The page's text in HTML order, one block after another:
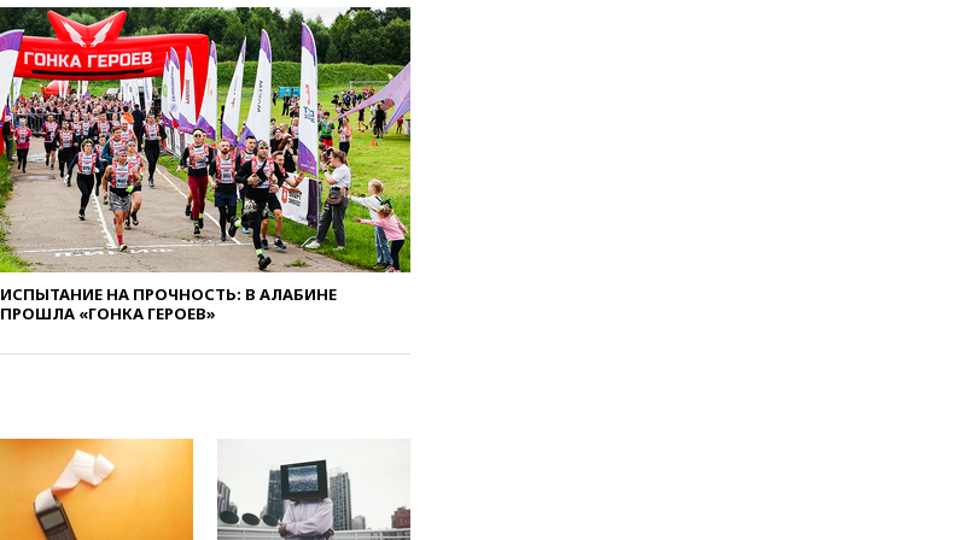
ударе ВСУ по складу
пострадали пять человек
12:44 МВД: число
преступлений, связанных с
отмыванием денег, достигло
рекордного показателя
12:40В Подмосковье
женщина и трехлетний
ребенок погибли при падении
из окна
12:22В России с 1 сентября
изменятся билеты на
Ормузского пролива
Politico: США
восстановили обмен
разведданными с Украиной
ИСПЫТАНИЕ НА ПРОЧНОСТЬ: В АЛАБИНЕ
ПРОШЛА «ГОНКА ГЕРОЕВ»